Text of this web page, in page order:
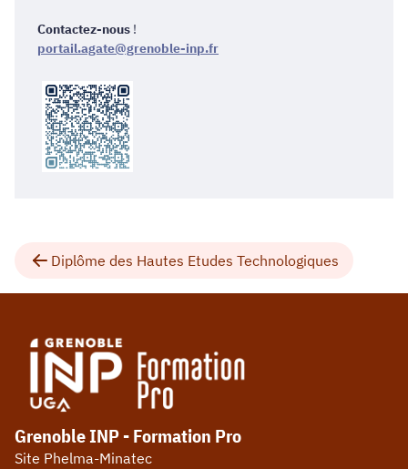
Contactez-nous !
portail.agate@grenoble-inp.fr
Diplôme des Hautes Etudes Technologiques
Grenoble INP - Formation Pro
Site Phelma-Minatec